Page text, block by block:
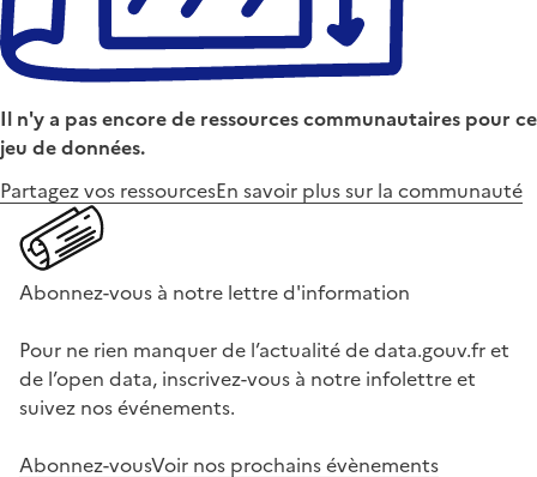
Il n'y a pas encore de ressources communautaires pour ce
jeu de données.
Partagez vos ressourcesEn savoir plus sur la communauté
Abonnez-vous à notre lettre d'information
Pour ne rien manquer de l’actualité de data.gouv.fr et
de l’open data, inscrivez-vous à notre infolettre et
suivez nos événements.
Abonnez-vousVoir nos prochains évènements